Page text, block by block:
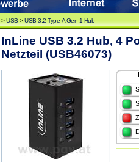
>USB >USB 3.2 Type-A Gen 1 Hub
InLine USB 3.2 Hub, 4
Netzteil (USB46073)